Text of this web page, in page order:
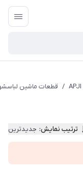
/ قطعات ماشین
ترتیب نمایش: جدیدترین